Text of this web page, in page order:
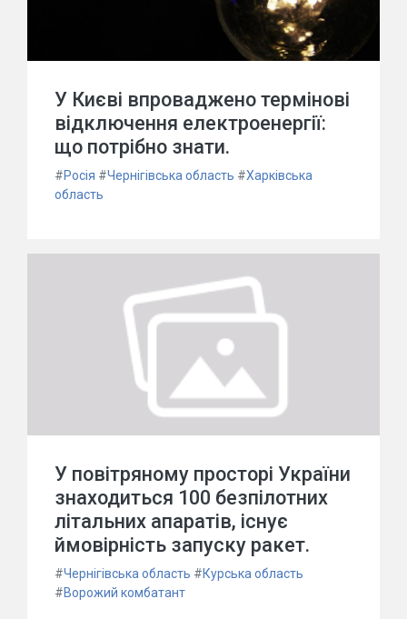
У Києві впроваджено термінові
відключення електроенергії:
що потрібно знати.
#Росія #Чернігівська область #Харківська
область
У повітряному просторі України
знаходиться 100 безпілотних
літальних апаратів, існує
ймовірність запуску ракет.
#Чернігівська область #Курська область
#Ворожий комбатант